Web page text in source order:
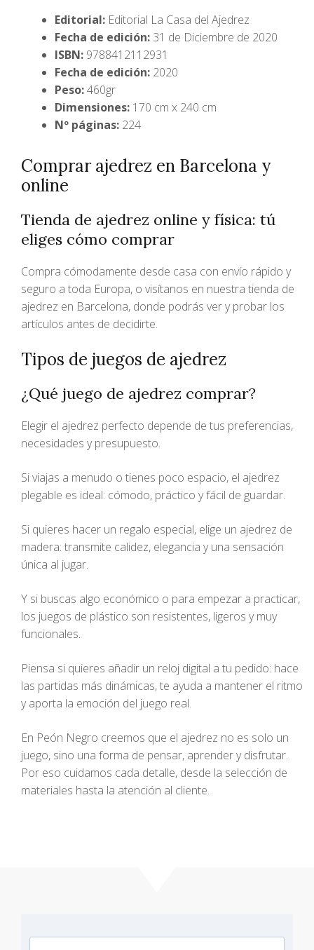
Editorial: Editorial La Casa del Ajedrez
Fecha de edición: 31 de Diciembre de 2020
ISBN: 9788412112931
Fecha de edición: 2020
Peso:460gr
Dimensiones: 170 cm x 240 cm
Nº páginas: 224
Comprar ajedrez en Barcelona y
online
Tienda de ajedrez online y física: tú
eliges cómo comprar
Compra cómodamente desde casa con envío rápido y
seguro a toda Europa, o visítanos en nuestra tienda de
ajedrez en Barcelona, donde podrás ver y probar los
artículos antes de decidirte.
Tipos de juegos de ajedrez
¿Qué juego de ajedrez comprar?
Elegir el ajedrez perfecto depende de tus preferencias,
necesidades y presupuesto.
Si viajas a menudo o tienes poco espacio, el ajedrez
plegable es ideal: cómodo, práctico y fácil de guardar.
Si quieres hacer un regalo especial, elige un ajedrez de
madera: transmite calidez, elegancia y una sensación
única al jugar.
Y si buscas algo económico o para empezar a practicar,
los juegos de plástico son resistentes, ligeros y muy
funcionales.
Piensa si quieres añadir un reloj digital a tu pedido: hace
las partidas más dinámicas, te ayuda a mantener el ritmo
y aporta la emoción del juego real.
En Peón Negro creemos que el ajedrez no es solo un
juego, sino una forma de pensar, aprender y disfrutar.
Por eso cuidamos cada detalle, desde la selección de
materiales hasta la atención al cliente.